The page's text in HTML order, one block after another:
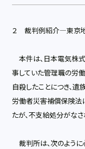
２ 裁判例紹介―東京地
本件は、日本電気株
事していた管理職の労働
自殺したことにつき、
労働者災害補償保険法
たが、不支給処分がな
裁判所は、次のよう